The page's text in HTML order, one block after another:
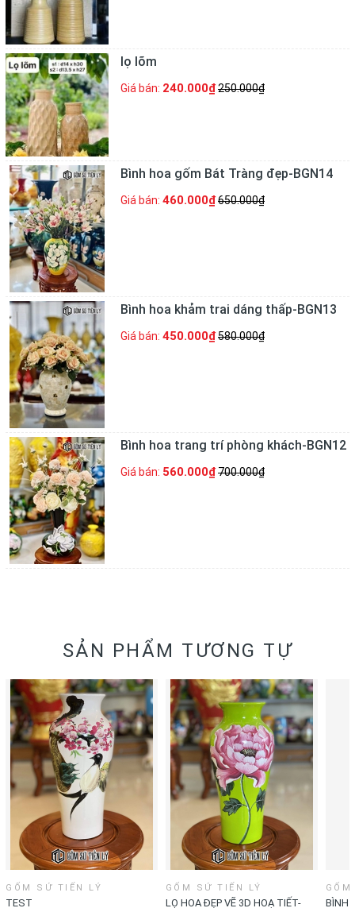
lọ lõm
Giá bán: 240.000₫250.000₫
Bình hoa gốm Bát Tràng đẹp-BGN14
Giá bán: 460.000₫650.000₫
Bình hoa khảm trai dáng thấp-BGN13
Giá bán: 450.000₫580.000₫
Bình hoa trang trí phòng khách-BGN12
Giá bán: 560.000₫700.000₫
SẢN PHẨM TƯƠNG TỰ
GỐM SỨ TIẾN LÝ
TEST
GỐM SỨ TIẾN LÝ
LỌ HOA ĐẸP VẼ 3D HOẠ TIẾT-
BÌNH